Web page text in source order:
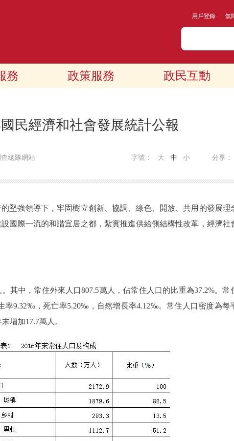
用戶登錄 無
務 政策服務 政民互動
民經濟和社會發展統計公報
總隊網站 分享：
字號： 大 中 小
強領導下，牢固樹立創新、協調、綠色、開放、共用的發展理
國際一流的和諧宜居之都，紮實推進供給側結構性改革，經濟社
中，常住外來人口807.5萬人，佔常住人口的比重為37.2%。常
率9.32‰，死亡率5.20‰，自然增長率4.12‰。常住人口密度為每
增加17.7萬人。